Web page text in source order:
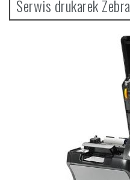
Serwis drukarek Zebra